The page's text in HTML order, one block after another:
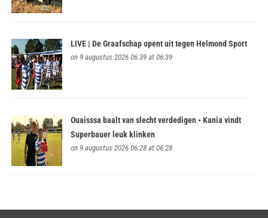
LIVE | De Graafschap opent uit tegen Helmond Sport
on 9 augustus 2026 06:39 at 06:39
Ouaisssa baalt van slecht verdedigen • Kania vindt
Superbauer leuk klinken
on 9 augustus 2026 06:28 at 06:28